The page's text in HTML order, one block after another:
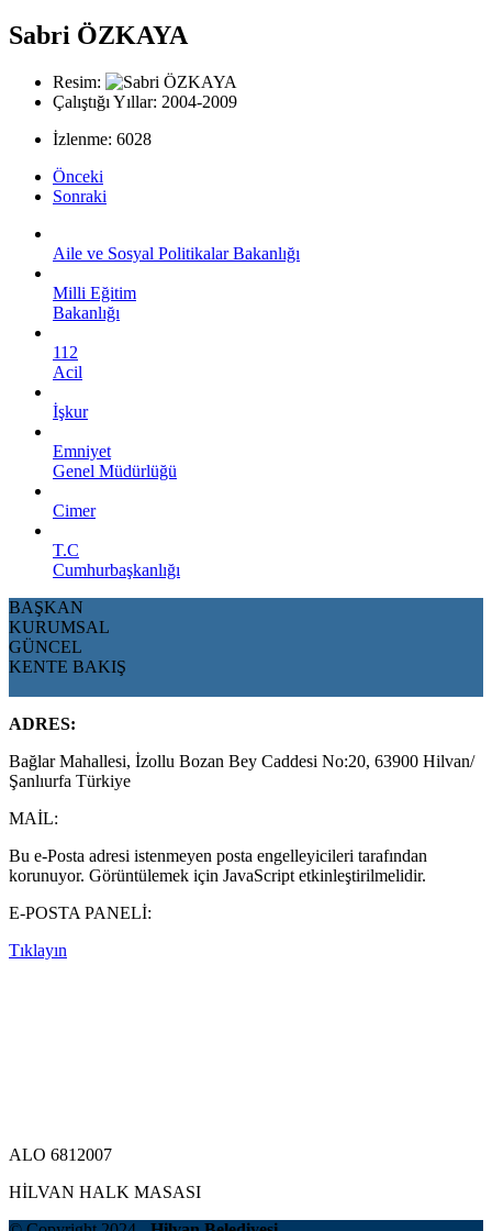
Sabri ÖZKAYA
Resim:
Çalıştığı Yıllar: 2004-2009
İzlenme: 6028
Önceki
Sonraki
Aile ve Sosyal Politikalar Bakanlığı
Milli Eğitim
Bakanlığı
112
Acil
İşkur
Emniyet
Genel Müdürlüğü
Cimer
T.C
Cumhurbaşkanlığı
BAŞKAN
KURUMSAL
GÜNCEL
KENTE BAKIŞ
ADRES:
Bağlar Mahallesi, İzollu Bozan Bey Caddesi No:20, 63900 Hilvan/
Şanlıurfa Türkiye
MAİL:
Bu e-Posta adresi istenmeyen posta engelleyicileri tarafından
korunuyor. Görüntülemek için JavaScript etkinleştirilmelidir.
E-POSTA PANELİ:
Tıklayın
ALO 6812007
HİLVAN HALK MASASI